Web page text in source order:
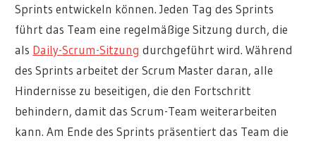
Sprints entwickeln können. Jeden Tag des Sprints
führt das Team eine regelmäßige Sitzung durch, die
als Daily-Scrum-Sitzung durchgeführt wird. Während
des Sprints arbeitet der Scrum Master daran, alle
Hindernisse zu beseitigen, die den Fortschritt
behindern, damit das Scrum-Team weiterarbeiten
kann. Am Ende des Sprints präsentiert das Team die